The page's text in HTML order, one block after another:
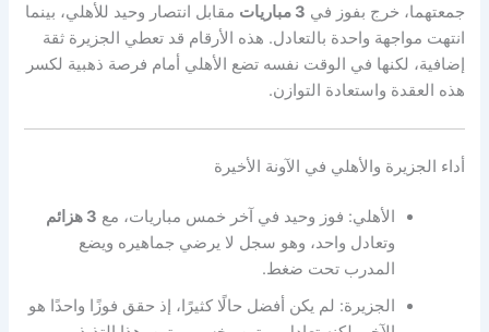
جمعتهما، خرج بفوز في 3 مباريات
مقابل انتصار وحيد للأهلي، بينما
انتهت مواجهة واحدة بالتعادل. هذه الأرقام قد تعطي الجزيرة ثقة
إضافية، لكنها في الوقت نفسه تضع الأهلي أمام فرصة ذهبية لكسر
هذه العقدة واستعادة التوازن.
أداء الجزيرة والأهلي في الآونة الأخيرة
الأهلي: فوز وحيد في آخر خمس مباريات، مع 3 هزائم
وتعادل واحد، وهو سجل لا يرضي جماهيره ويضع
المدرب تحت ضغط.
الجزيرة: لم يكن أفضل حالًا كثيرًا، إذ حقق فوزًا واحدًا هو